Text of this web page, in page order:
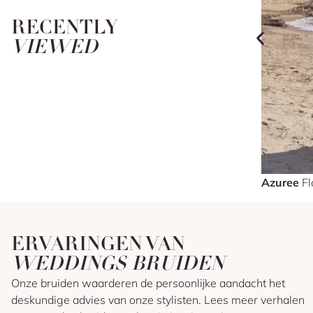
RECENTLY
VIEWED
Azuree
ERVARINGEN VAN
WEDDINGS BRUIDEN
Onze bruiden waarderen de persoonlijke aandacht het
deskundige advies van onze stylisten. Lees meer verhalen